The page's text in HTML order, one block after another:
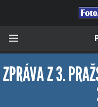
ZPRÁVA Z 3.